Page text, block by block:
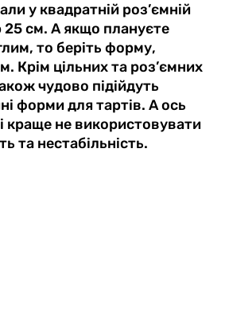
у квадратній роз’ємній
25 см. А якщо плануєте
то беріть форму,
Крім цільних та роз’ємних
чудово підійдуть
форми для тартів. А ось
краще не використовувати
та нестабільність.